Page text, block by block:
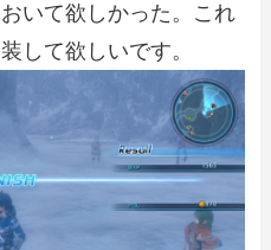
いて欲しかった。これ
して欲しいです。